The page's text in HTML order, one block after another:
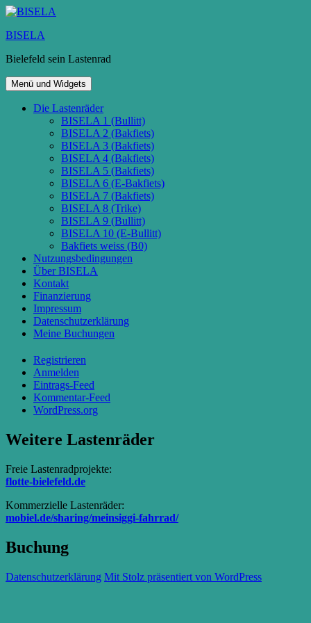
Zum
springen
BISELA
Bielefeld sein Lastenrad
Menü und Widgets
Die Lastenräder
BISELA 1 (Bullitt)
BISELA 2 (Bakfiets)
BISELA 3 (Bakfiets)
BISELA 4 (Bakfiets)
BISELA 5 (Bakfiets)
BISELA 6 (E-Bakfiets)
BISELA 7 (Bakfiets)
BISELA 8 (Trike)
BISELA 9 (Bullitt)
BISELA 10 (E-Bullitt)
Bakfiets weiss (B0)
Nutzungsbedingungen
Über BISELA
Kontakt
Finanzierung
Impressum
Datenschutzerklärung
Meine Buchungen
Registrieren
Anmelden
Eintrags-Feed
Kommentar-Feed
WordPress.org
Weitere Lastenräder
Freie Lastenradprojekte:
flotte-bielefeld.de
Kommerzielle Lastenräder:
mobiel.de/sharing/meinsiggi-fahrrad/
Buchung
Datenschutzerklärung Mit Stolz präsentiert von WordPress